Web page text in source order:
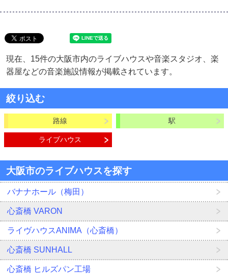
現在、15件の大阪市内のライブハウスや音楽スタジオ、楽
器屋などの音楽施設情報が掲載されています。
絞り込む
路線 駅
ライブハウス
大阪市のライブハウスを探す
バナナホール（梅田）
心斎橋 VARON
ライヴハウスANIMA（心斎橋）
心斎橋 SUNHALL
心斎橋 ヒルズパン工場